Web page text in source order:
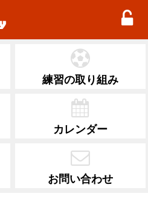
練習の取り組み
カレンダー
お問い合わせ